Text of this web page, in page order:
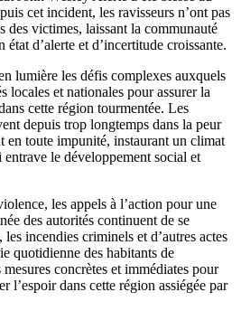
cet incident, les ravisseurs n’ont pas
des victimes, laissant la communauté
état d’alerte et d’incertitude croissante.
lumière les défis complexes auxquels
locales et nationales pour assurer la
cette région tourmentée. Les
depuis trop longtemps dans la peur
en toute impunité, instaurant un climat
le développement social et
les appels à l’action pour une
des autorités continuent de se
incendies criminels et d’autres actes
quotidienne des habitants de
concrètes et immédiates pour
l’espoir dans cette région assiégée par